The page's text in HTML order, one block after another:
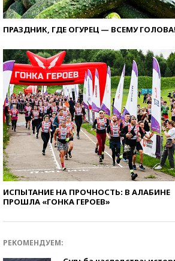
ПРАЗДНИК, ГДЕ ОГУРЕЦ — ВСЕМУ ГОЛОВА!
ИСПЫТАНИЕ НА ПРОЧНОСТЬ: В АЛАБИНЕ
ПРОШЛА «ГОНКА ГЕРОЕВ»
РЕКОМЕНДУЕМ: